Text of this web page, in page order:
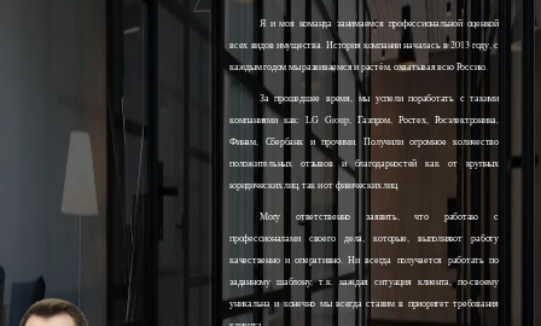
Я и моя команда занимаемся профессиональной оценкой
всех видов имущества. История компании началась в 2013 году, с
каждым годом мы развиваемся и растём, охватывая всю Россию.
За прошедшее время, мы успели поработать с такими
компаниями как: LG Group, Газпром, Ростех, Росэлектроника,
Финам, Сбербанк и прочими. Получили огромное количество
положительных отзывов и благодарностей как от крупных
юридических лиц, так и от физических лиц.
Могу ответственно заявить, что работаю с
профессионалами своего дела, которые, выполняют работу
качественно и оперативно. Ни всегда получается работать по
заданному шаблону, т.к. каждая ситуация клиента, по-своему
уникальна и конечно мы всегда ставим в приоритет требования